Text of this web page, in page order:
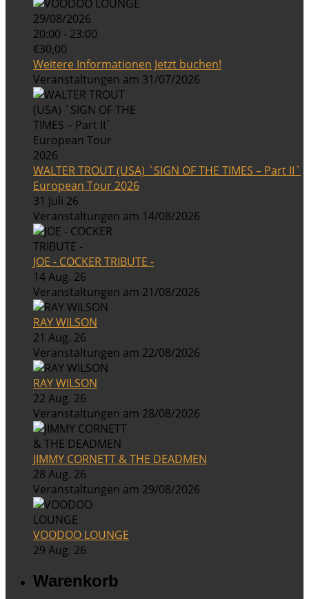
29/08/2026
20:00 - 23:00
€30,00
Weitere Informationen Jetzt buchen!
Veranstaltungen am 31/07/2026
WALTER TROUT (USA) `SIGN OF THE TIMES – Part II`
European Tour 2026
31 Juli 26
Veranstaltungen am 14/08/2026
JOE - COCKER TRIBUTE -
14 Aug. 26
Veranstaltungen am 21/08/2026
RAY WILSON
21 Aug. 26
Veranstaltungen am 22/08/2026
RAY WILSON
22 Aug. 26
Veranstaltungen am 28/08/2026
JIMMY CORNETT & THE DEADMEN
28 Aug. 26
Veranstaltungen am 29/08/2026
VOODOO LOUNGE
29 Aug. 26
Warenkorb